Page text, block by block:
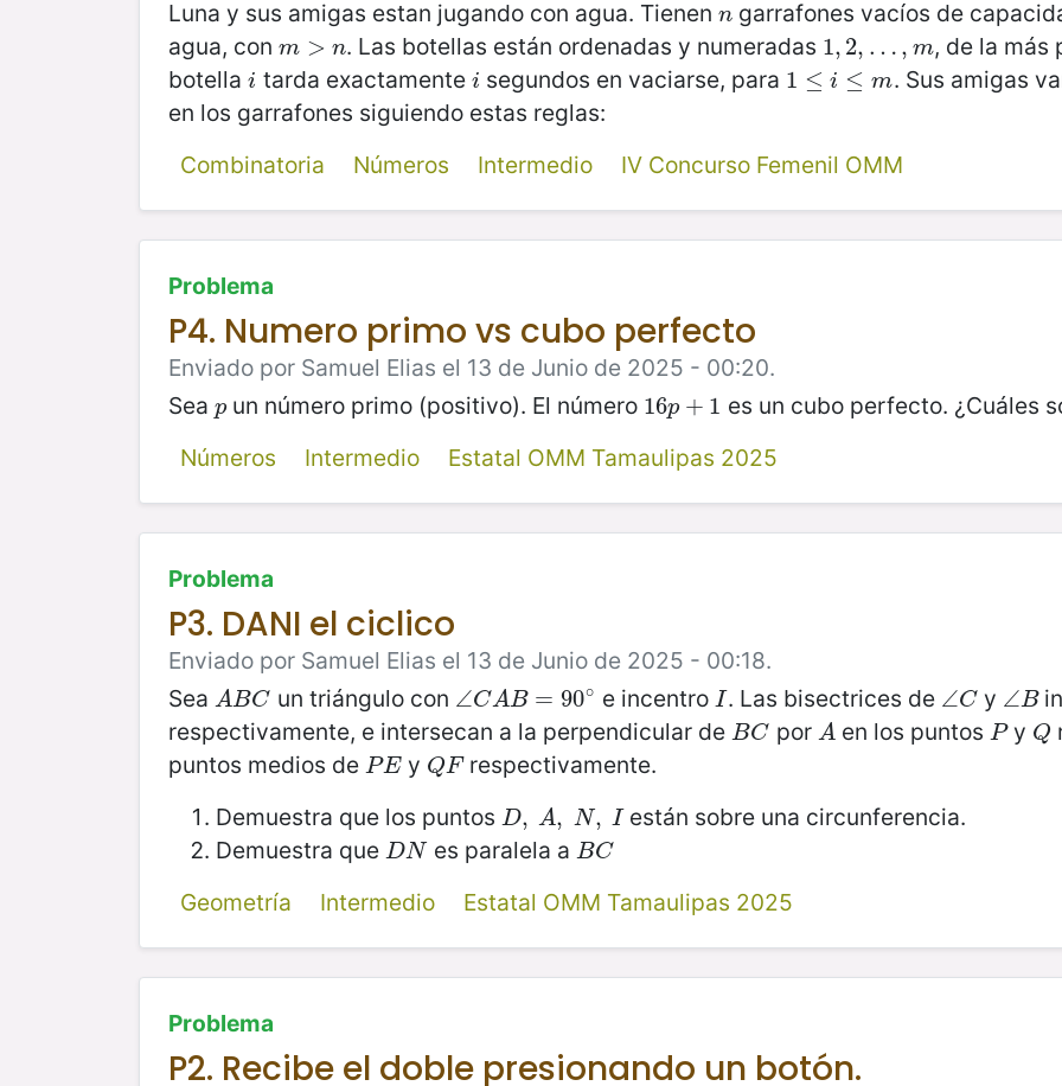
Luna y sus amigas estan jugando con agua. Tienen n
n garrafones vacíos de
agua, con m > n
m>n . Las botellas están ordenadas y numeradas 1, 2, … , m
1,2,… ,m
, de la más
botella i
i tarda exactamente i
i segundos en vaciarse, para 1 ≤ i ≤ m
1 ≤i≤m
. Sus amigas
en los garrafones siguiendo estas reglas:
Combinatoria
Números Intermedio IV Concurso Femenil OMM
Problema
P4. Numero primo vs cubo perfecto
Enviado por Samuel Elias el 13 de Junio de 2025 - 00:20.
Sea p
pun número primo (positivo). El número 16p + 1
16p +1 es un cubo perfecto. ¿Cuáles
Números
Intermedio Estatal OMM Tamaulipas 2025
Problema
P3. DANI el ciclico
Enviado por Samuel Elias el 13 de Junio de 2025 - 00:18.
Sea ABC
ABC un triángulo con ∠CAB = 90∘
∠CAB=90∘ e incentroI
I . Las bisectrices de ∠C
∠Cy ∠B
∠B
respectivamente, e intersecan a la perpendicular de BC
BC por A
Aen los puntos P
Py Q
Q
puntos medios de PE
PE y QF
QF respectivamente.
Demuestra que los puntos D, A, N, I
D, A, N , I
están sobre una circunferencia.
Demuestra que DN
DN es paralela a BC
BC
Geometría
Intermedio Estatal OMM Tamaulipas 2025
Problema
P2. Recibe el doble presionando un botón.